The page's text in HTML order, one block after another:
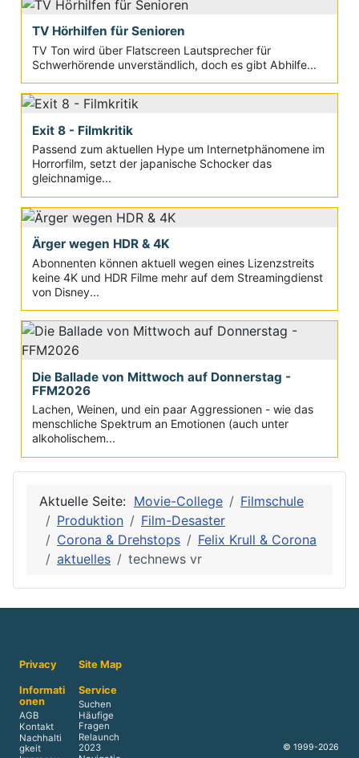
TV Hörhilfen für Senioren
TV Ton wird über Flatscreen Lautsprecher für
Schwerhörende unverständlich, doch es gibt Abhilfe...
Exit 8 - Filmkritik
Passend zum aktuellen Hype um Internetphänomene im
Horrorfilm, setzt der japanische Schocker das
gleichnamige...
Ärger wegen HDR & 4K
Abonnenten können aktuell wegen eines Lizenzstreits
keine 4K und HDR Filme mehr auf dem Streamingdienst
von Disney...
Die Ballade von Mittwoch auf Donnerstag -
FFM2026
Lachen, Weinen, und ein paar Aggressionen - wie das
menschliche Spektrum an Emotionen (auch unter
alkoholischem...
Aktuelle Seite: Movie-College
Filmschule
Produktion
Film-Desaster
Corona & Drehstops
Felix Krull & Corona
aktuelles
technews vr
Privacy Site Map
Informati
onen
AGB
Kontakt
Nachhalti
gkeit
Service
Suchen
Häufige
Fragen
Relaunch
2023
© 1999-2026